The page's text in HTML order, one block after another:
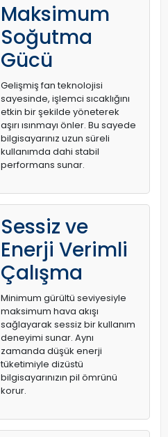
Maksimum
Soğutma
Gücü
Gelişmiş fan teknolojisi
sayesinde, işlemci sıcaklığını
etkin bir şekilde yöneterek
aşırı ısınmayı önler. Bu sayede
bilgisayarınız uzun süreli
kullanımda dahi stabil
performans sunar.
Sessiz ve
Enerji Verimli
Çalışma
Minimum gürültü seviyesiyle
maksimum hava akışı
sağlayarak sessiz bir kullanım
deneyimi sunar. Aynı
zamanda düşük enerji
tüketimiyle dizüstü
bilgisayarınızın pil ömrünü
korur.